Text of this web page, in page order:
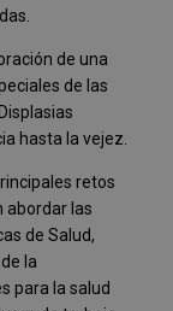
de una
de las
hasta la vejez.
retos
abordar las
de Salud,
la
para la salud